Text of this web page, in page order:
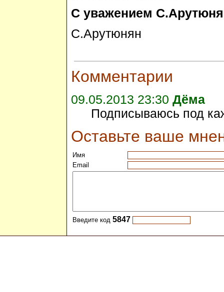
С уважением
С.Арутюнян
Комментарии
09.05.2013 23:30 Дёма
Подписываюсь под
Оставьте ваше
Имя
Email
Введите код 5847